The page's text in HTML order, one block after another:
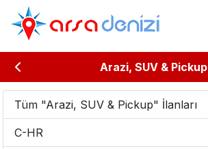
Arazi, SUV & Pickup
Tüm "Arazi, SUV & Pickup" İlanları
C-HR